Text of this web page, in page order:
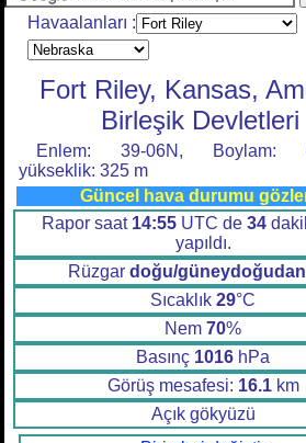
Havaalanları :
Fort Riley, Kansas,
Birleşik Devletleri
Enlem: 39-06N, Boylam:
yükseklik: 325 m
Güncel hava durumu
Rapor saat 14:55UTC de 34
yapıldı.
Rüzgar doğu/güneydoğudan
Sıcaklık 29°C
Nem 70%
Basınç 1016 hPa
Görüş mesafesi: 16.1km
Açık gökyüzü